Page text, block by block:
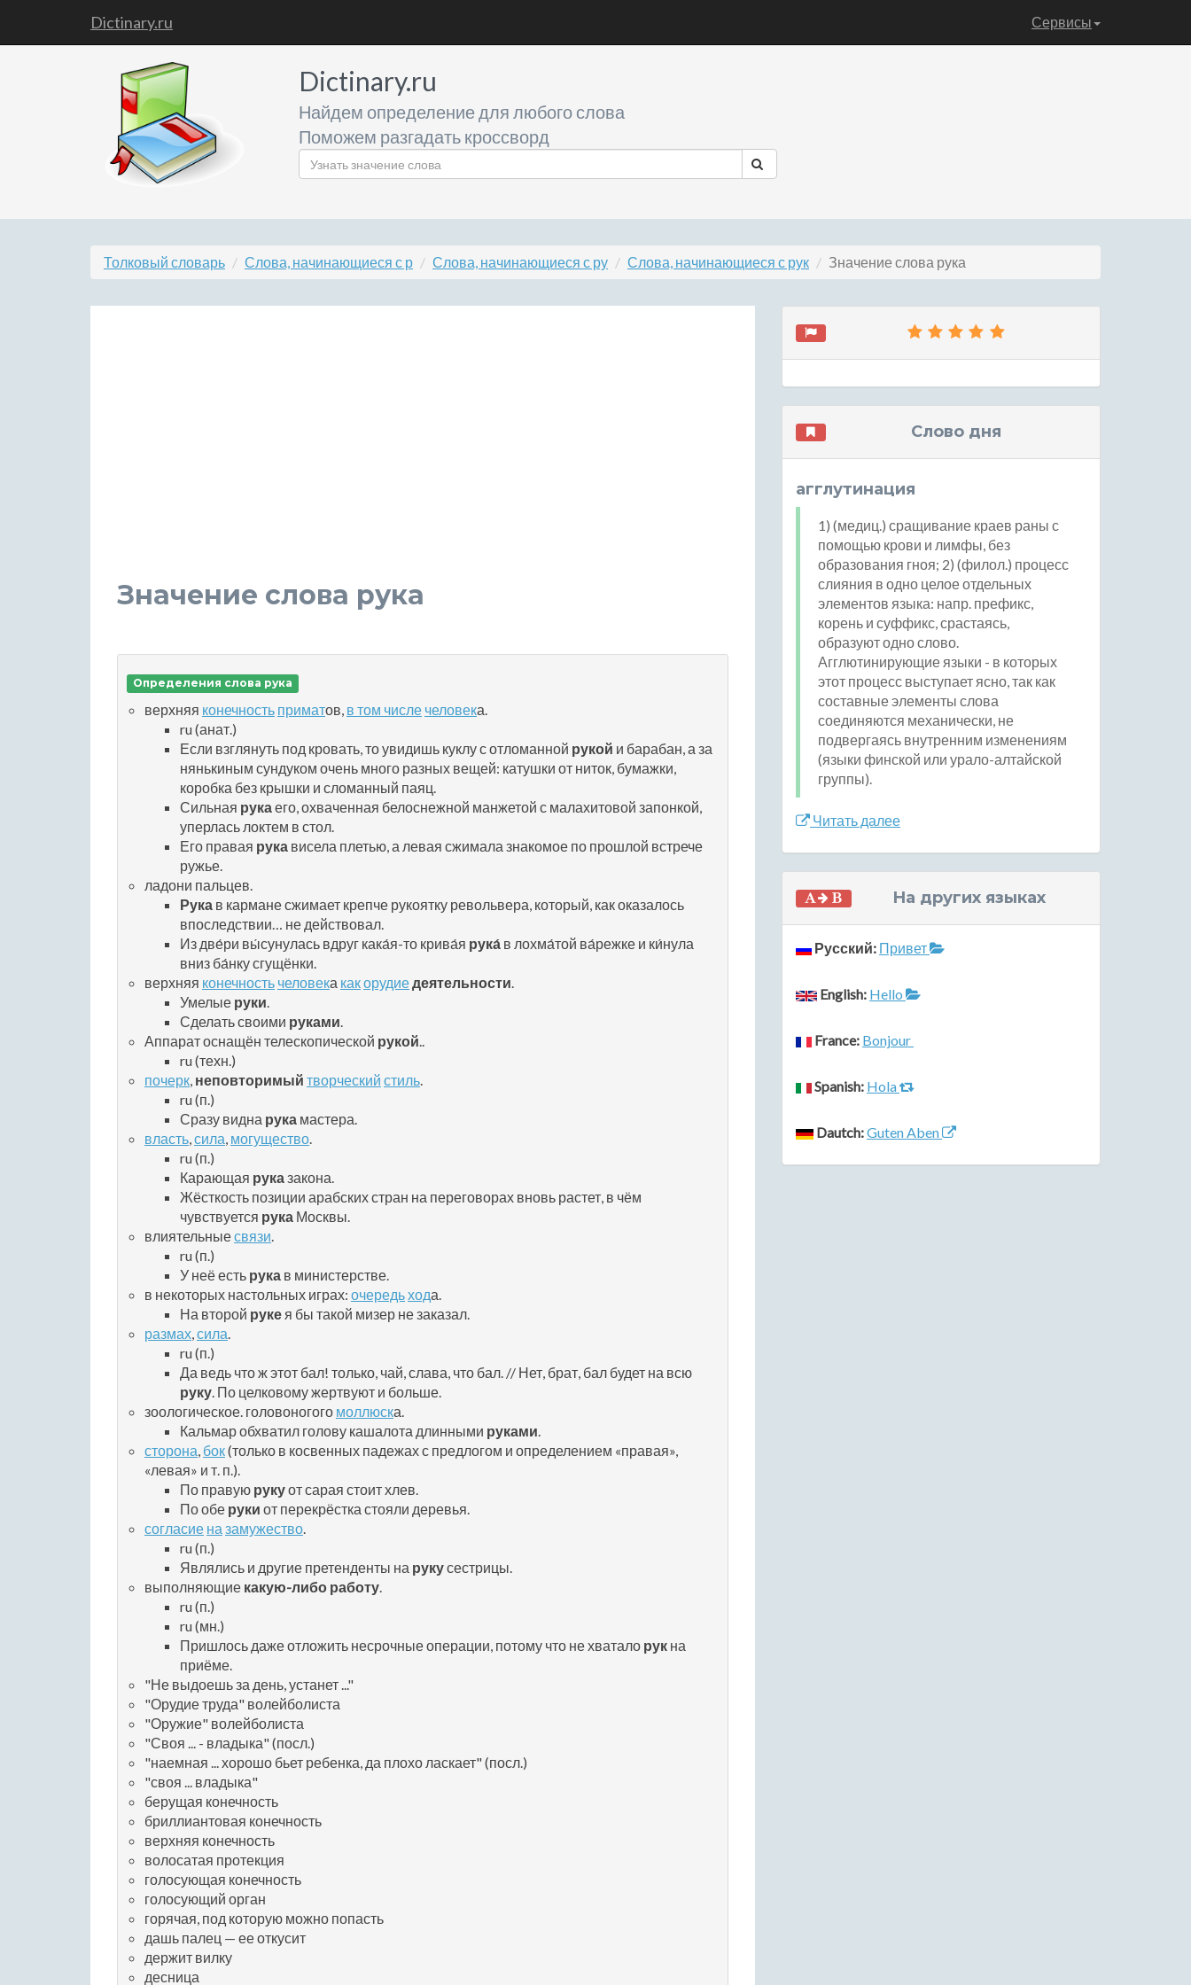
Dictinary.ru Сервисы
Dictinary.ru
Найдем определение для любого слова
Поможем разгадать кроссворд
Толковый словарь Слова, начинающиеся с р Слова, начинающиеся с ру Слова, начинающиеся с рук Значение слова рука
Значение слова рука
Определения слова рука
верхняя конечность приматов, в том числе человека.
ru (анат.)
Если взглянуть под кровать, то увидишь куклу с отломанной рукой и барабан, а за
нянькиным сундуком очень много разных вещей: катушки от ниток, бумажки,
коробка без крышки и сломанный паяц.
Сильная рукаего, охваченная белоснежной манжетой с малахитовой запонкой,
уперлась локтем в стол.
Его правая рука висела плетью, а левая сжимала знакомое по прошлой встрече
ружье.
ладони пальцев.
Рука в кармане сжимает крепче рукоятку револьвера, который, как оказалось
впоследствии… не действовал.
Из две́ри вы́сунулась вдруг кака́я-то крива́я рука́ в лохма́той ва́режке и ки́нула
вниз ба́нку сгущёнки.
верхняя конечность человека какорудиедеятельности.
Умелые руки.
Сделать своими руками.
Аппарат оснащён телескопической рукой..
ru (техн.)
почерк, неповторимый творческий стиль.
ru (п.)
Сразу видна рука мастера.
власть,сила, могущество.
ru (п.)
Карающая руказакона.
Жёсткость позиции арабских стран на переговорах вновь растет, в чём
чувствуется рука Москвы.
влиятельныесвязи.
ru (п.)
У неё есть рука в министерстве.
в некоторых настольных играх: очередьхода.
На второй руке я бы такой мизер не заказал.
размах,сила.
ru (п.)
Да ведь что ж этот бал! только, чай, слава, что бал. // Нет, брат, бал будет на всю
руку. По целковому жертвуют и больше.
зоологическое. головоногого моллюска.
Кальмар обхватил голову кашалота длинными руками.
сторона, бок(только в косвенных падежах с предлогом и определением «правая»,
«левая» и т. п.).
По правую рукуот сарая стоит хлев.
По обе руки от перекрёстка стояли деревья.
согласие на замужество.
ru (п.)
Являлись и другие претенденты на рукусестрицы.
выполняющие какую-либо работу.
ru (п.)
ru (мн.)
Пришлось даже отложить несрочные операции, потому что не хватало рук на
приёме.
"Не выдоешь за день, устанет ..."
"Орудие труда" волейболиста
"Оружие" волейболиста
"Своя ... - владыка" (посл.)
"наемная ... хорошо бьет ребенка, да плохо ласкает" (посл.)
"своя ... владыка"
берущая конечность
бриллиантовая конечность
верхняя конечность
волосатая протекция
голосующая конечность
голосующий орган
горячая, под которую можно попасть
дашь палец — ее откусит
держит вилку
десница
Слово дня
агглутинация
1) (медиц.) сращивание краев раны с
помощью крови и лимфы, без
образования гноя; 2) (филол.) процесс
слияния в одно целое отдельных
элементов языка: напр. префикс,
корень и суффикс, срастаясь,
образуют одно слово.
Агглютинирующие языки - в которых
этот процесс выступает ясно, так как
составные элементы слова
соединяются механически, не
подвергаясь внутренним изменениям
(языки финской или урало-алтайской
группы).
Читать далее
На других языках
Русский: Привет
English: Hello
France: Bonjour
Spanish: Hola
Dautch:Guten Aben